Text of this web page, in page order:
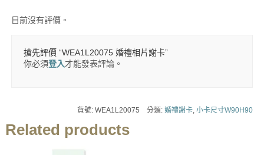
目前沒有評價。
搶先評價 “WEA1L20075 婚禮相片謝卡”
你必須登入才能發表評論。
貨號:WEA1L20075 分類:婚禮謝卡 ,小卡尺寸W90H90
Related products